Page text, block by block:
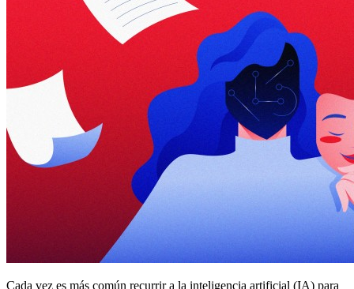
Cada vez es más común recurrir a la inteligencia artificial (IA) para